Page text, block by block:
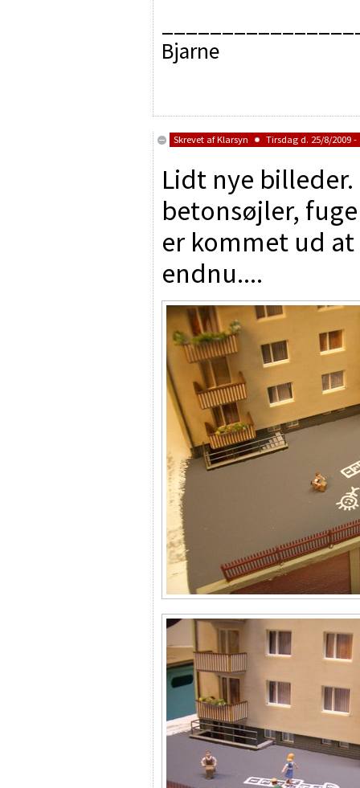
Bjarne
Skrevet afKlarsyn Tirsdag d. 25/8/2009 -
Lidt nye
betonsøjler,
er kommet ud at
endnu....